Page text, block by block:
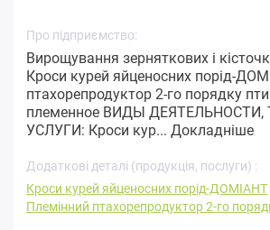
Про підприємство:
Вирощування зерняткових і
Кроси курей яйценосних порід-
птахорепродуктор 2-го порядку
племенное ВИДЫ
УСЛУГИ: Кроси кур... Докладніше
Додаткові деталі (продукція, послуги) :
Кроси курей яйценосних порід-ДОМІАНТ
Племінний птахорепродуктор 2-го